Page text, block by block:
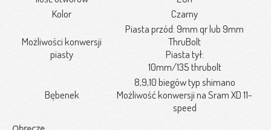
Kolor
Czarny
Możliwości konwersji
piasty
Piasta przód: 9mm qr lub 9mm
ThruBolt
Piasta tył:
10mm/135 thrubolt
Bębenek
8,9,10 biegów typ shimano
Możliwość konwersji na Sram XD 11-
speed